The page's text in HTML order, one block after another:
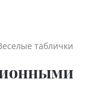
Веселые таблички